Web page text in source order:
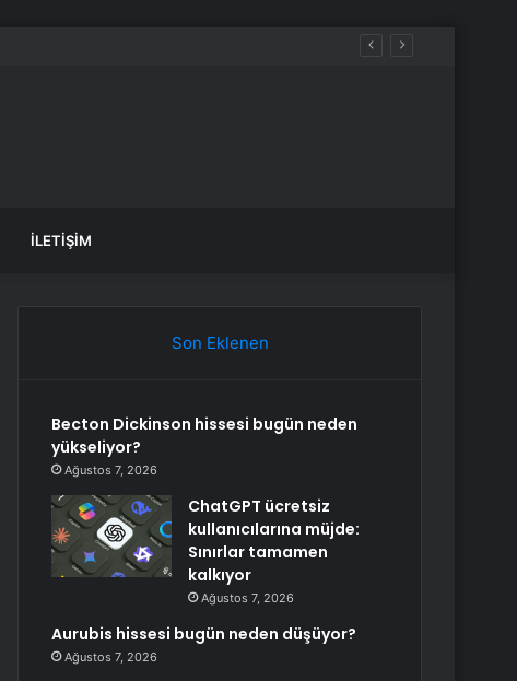
İLETIŞIM
Son Eklenen
Becton Dickinson hissesi bugün neden
yükseliyor?
Ağustos 7, 2026
ChatGPT ücretsiz
kullanıcılarına müjde:
Sınırlar tamamen
kalkıyor
Ağustos 7, 2026
Aurubis hissesi bugün neden düşüyor?
Ağustos 7, 2026